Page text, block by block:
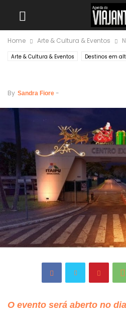
Home Arte & Cultura & Eventos
Arte & Cultura & Eventos Destinos em
By Sandra Fiore -
O evento será aberto no